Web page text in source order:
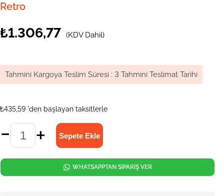
Retro
₺1.306,77 (KDV Dahil)
Tahmini Kargoya Teslim Süresi : 3 Tahmini Teslimat Tarihi
₺435,59 'den başlayan taksitlerle
WHATSAPPTAN SİPARİŞ VER